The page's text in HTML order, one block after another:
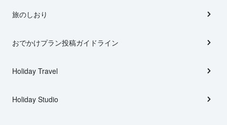
旅のしおり
おでかけプラン投稿ガイドライン
Holiday Travel
Holiday Studio